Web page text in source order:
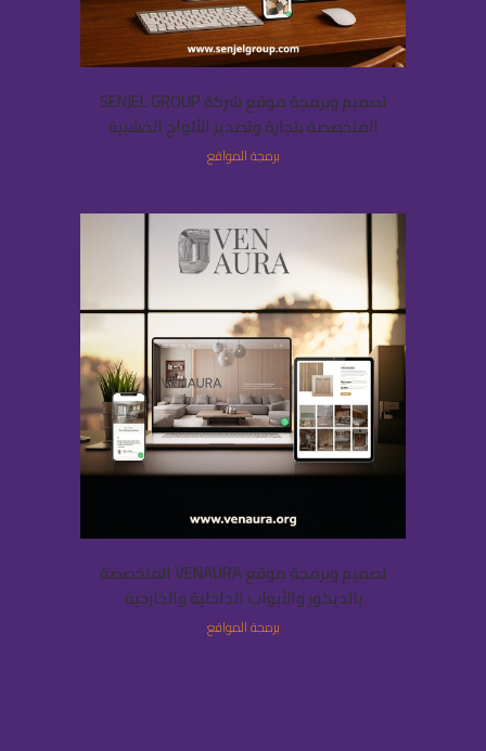
تصميم وبرمجة موقع شركة SENJEL GROUP
المتخصصة بتجارة وتصدير الألواح الخشبية
برمجة المواقع
تصميم وبرمجة موقع VENAURA المتخصصة
بالديكور والأبواب الداخلية والخارجية
برمجة المواقع